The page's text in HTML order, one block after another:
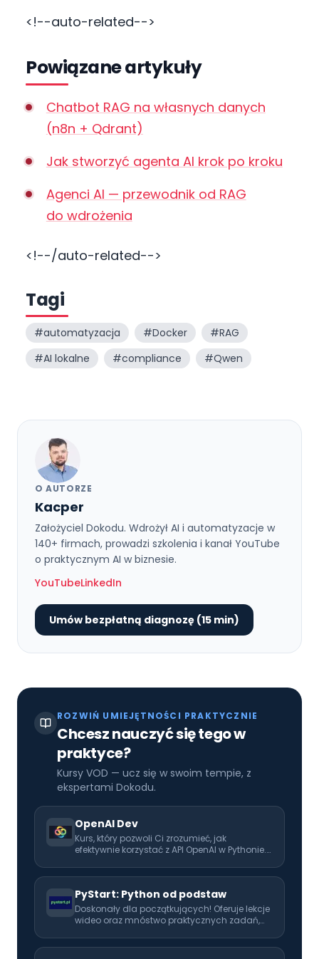
<!--auto-related-->
Powiązane artykuły
Chatbot RAG na własnych danych
(n8n + Qdrant)
Jak stworzyć agenta AI krok po kroku
Agenci AI — przewodnik od RAG
do wdrożenia
<!--/auto-related-->
Tagi
#automatyzacja #Docker #RAG
#AI lokalne #compliance #Qwen
O AUTORZE
Kacper
Założyciel Dokodu. Wdrożył AI i automatyzacje w
140+ firmach, prowadzi szkolenia i kanał YouTube
o praktycznym AI w biznesie.
YouTubeLinkedIn
Umów bezpłatną diagnozę (15 min)
ROZWIŃ UMIEJĘTNOŚCI PRAKTYCZNIE
Chcesz nauczyć się tego w
praktyce?
Kursy VOD — ucz się w swoim tempie, z
ekspertami Dokodu.
OpenAI Dev
Kurs, który pozwoli Ci zrozumieć, jak
efektywnie korzystać z API OpenAI w Pythonie.
PyStart: Python od podstaw
Doskonały dla początkujących! Oferuje lekcje
wideo oraz mnóstwo praktycznych zadań,